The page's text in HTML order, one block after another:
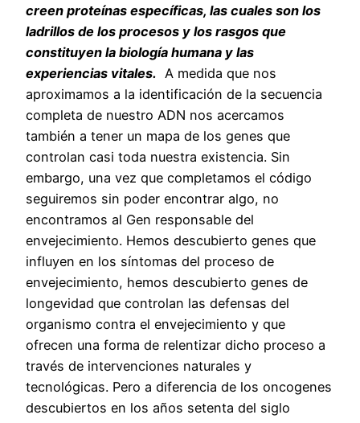
creen proteínas específicas, las cuales son los
ladrillos de los procesos y los rasgos que
constituyen la biología humana y las
experiencias vitales. A medida que nos
aproximamos a la identificación de la secuencia
completa de nuestro ADN nos acercamos
también a tener un mapa de los genes que
controlan casi toda nuestra existencia. Sin
embargo, una vez que completamos el código
seguiremos sin poder encontrar algo, no
encontramos al Gen responsable del
envejecimiento. Hemos descubierto genes que
influyen en los síntomas del proceso de
envejecimiento, hemos descubierto genes de
longevidad que controlan las defensas del
organismo contra el envejecimiento y que
ofrecen una forma de relentizar dicho proceso a
través de intervenciones naturales y
tecnológicas. Pero a diferencia de los oncogenes
descubiertos en los años setenta del siglo